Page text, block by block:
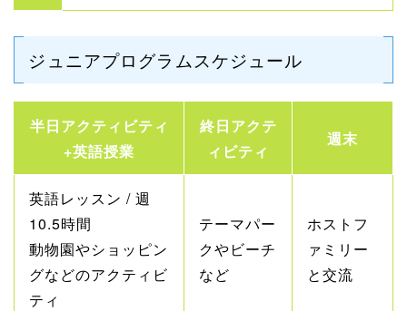
ジュニアプログラムスケジュール
半日アクティビティ
+英語授業
終日アクテ
ィビティ
週末
英語レッスン / 週
10.5時間
動物園やショッピン
グなどのアクティビ
ティ
テーマパー
クやビーチ
など
ホストフ
ァミリー
と交流